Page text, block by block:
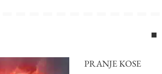
PRANJE KOSE